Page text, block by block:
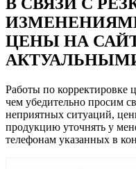
ЦЕНЫ НА
Работы по корректировке
чем убедительно просим
неприятных ситуаций,
продукцию уточнять у
телефонам указанных в